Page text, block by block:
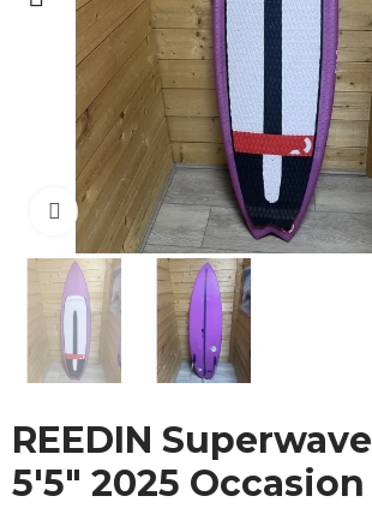
Cliquez pour agrandir
REEDIN Superwave
5'5" 2025 Occasion